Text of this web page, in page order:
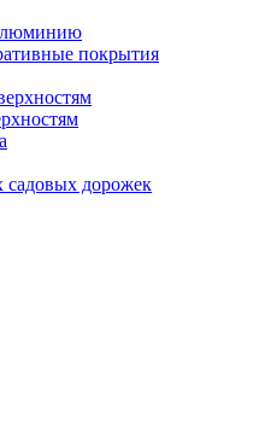
покрытия
садовых дорожек